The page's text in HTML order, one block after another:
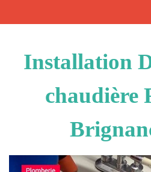
Installation
chaudière